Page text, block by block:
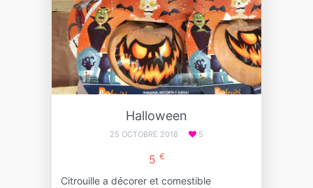
Halloween
25 OCTOBRE 2018 5
5 €
Citrouille a décorer et comestible